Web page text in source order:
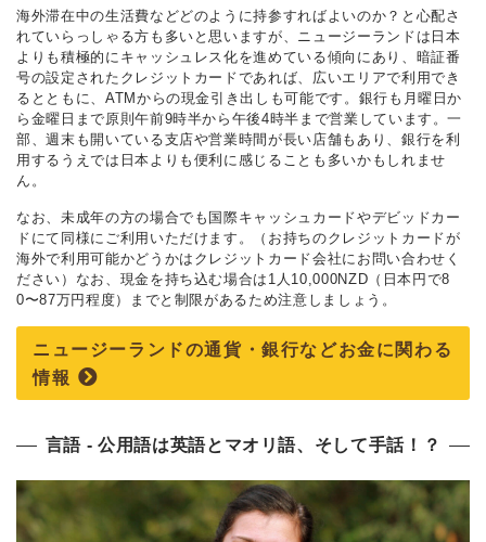
海外滞在中の生活費などどのように持参すればよいのか？と心配さ
れていらっしゃる方も多いと思いますが、ニュージーランドは日本
よりも積極的にキャッシュレス化を進めている傾向にあり、暗証番
号の設定されたクレジットカードであれば、広いエリアで利用でき
るとともに、ATMからの現金引き出しも可能です。銀行も月曜日か
ら金曜日まで原則午前9時半から午後4時半まで営業しています。一
部、週末も開いている支店や営業時間が長い店舗もあり、銀行を利
用するうえでは日本よりも便利に感じることも多いかもしれませ
ん。
なお、未成年の方の場合でも国際キャッシュカードやデビッドカー
ドにて同様にご利用いただけます。（お持ちのクレジットカードが
海外で利用可能かどうかはクレジットカード会社にお問い合わせく
ださい）なお、現金を持ち込む場合は1人10,000NZD（日本円で8
0〜87万円程度）までと制限があるため注意しましょう。
ニュージーランドの通貨・銀行などお金に関わる
情報
言語 ‐ 公用語は英語とマオリ語、そして手話！？